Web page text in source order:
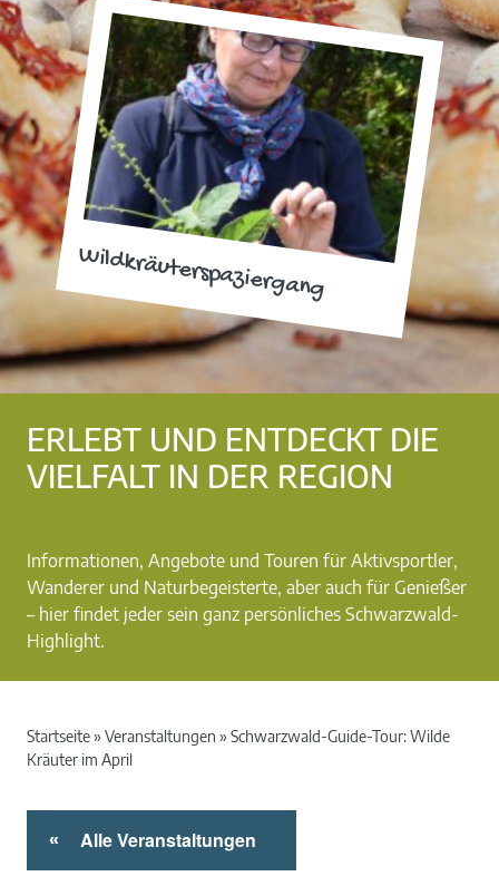
Wildkräuterspaziergang
ERLEBT UND ENTDECKT DIE
VIELFALT IN DER REGION
Informationen, Angebote und Touren für Aktivsportler,
Wanderer und Naturbegeisterte, aber auch für Genießer
– hier findet jeder sein ganz persönliches Schwarzwald-
Highlight.
Startseite» Veranstaltungen » Schwarzwald-Guide-Tour: Wilde
Kräuter im April
« Alle Veranstaltungen